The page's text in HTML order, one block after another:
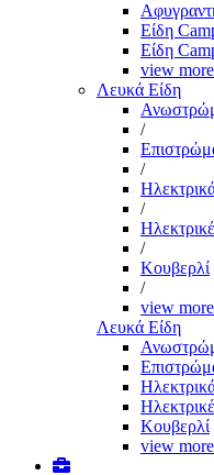
Είδη
Είδη
view more
Λευκά Είδη
/
/
/
/
Κουβερλί
/
view more
Λευκά Είδη
Κουβερλί
view more